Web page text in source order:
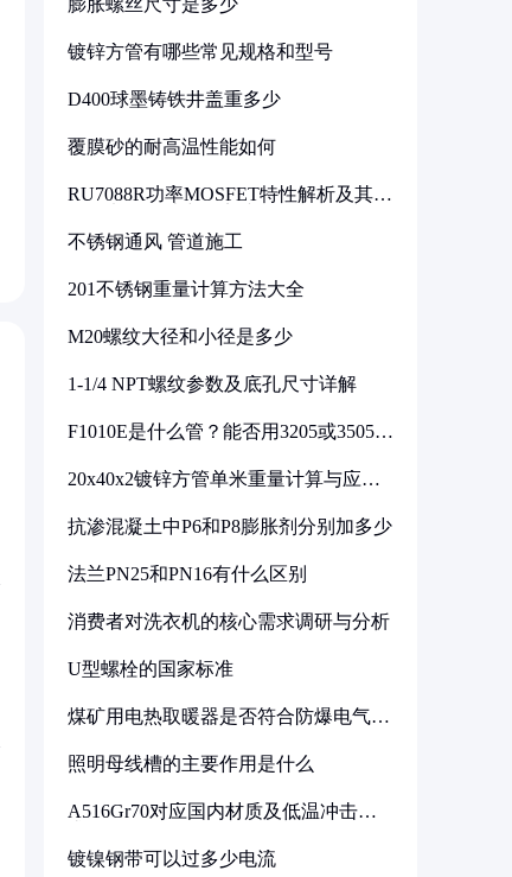
膨胀螺丝尺寸是多少
镀锌方管有哪些常见规格和型号
D400球墨铸铁井盖重多少
覆膜砂的耐高温性能如何
RU7088R功率MOSFET特性解析及其在
不锈钢通风 管道施工
201不锈钢重量计算方法大全
M20螺纹大径和小径是多少
1-1/4 NPT螺纹参数及底孔尺寸详解
F1010E是什么管？能否用3205或3505代
20x40x2镀锌方管单米重量计算与应用
抗渗混凝土中P6和P8膨胀剂分别加多少
法兰PN25和PN16有什么区别
消费者对洗衣机的核心需求调研与分析
U型螺栓的国家标准
煤矿用电热取暖器是否符合防爆电气设
照明母线槽的主要作用是什么
A516Gr70对应国内材质及低温冲击要
镀镍钢带可以过多少电流